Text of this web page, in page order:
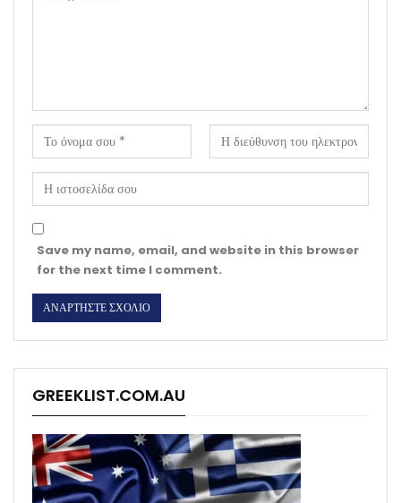
Save my name, email, and website in this browser
for the next time I comment.
GREEKLIST.COM.AU